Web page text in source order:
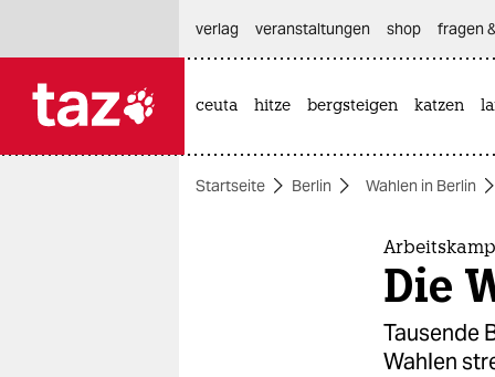
themen
verlag
veranstaltungen shop fragen
ceuta hitze bergsteigen katzen
Startseite Berlin Wahlen in Berlin
Die
Tausende
Wahlen